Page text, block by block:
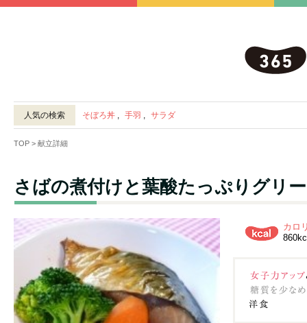
人気の検索 そぼろ丼 , 手羽 , サラダ
TOP > 献立詳細
さばの煮付けと葉酸たっぷりグリ
カロ